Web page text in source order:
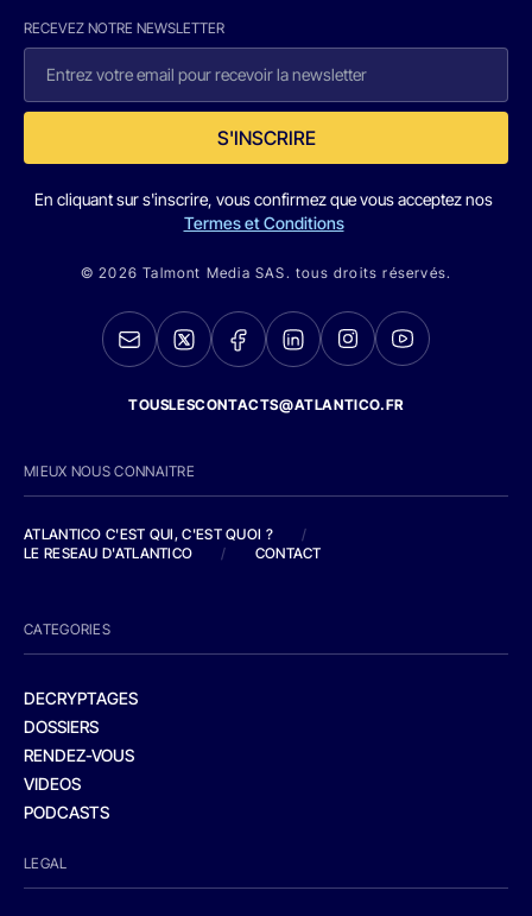
RECEVEZ NOTRE NEWSLETTER
S'INSCRIRE
En cliquant sur s'inscrire, vous confirmez que vous acceptez nos
Termes et Conditions
© 2026 Talmont Media SAS. tous droits réservés.
TOUSLESCONTACTS@ATLANTICO.FR
MIEUX NOUS CONNAITRE
ATLANTICO C'EST QUI, C'EST QUOI ?
/
LE RESEAU D'ATLANTICO
/ CONTACT
CATEGORIES
DECRYPTAGES
DOSSIERS
RENDEZ-VOUS
VIDEOS
PODCASTS
LEGAL